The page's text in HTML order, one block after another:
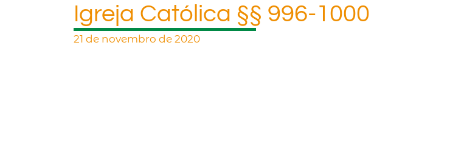
Igreja Católica §§ 996-1000
21 de novembro de 2020